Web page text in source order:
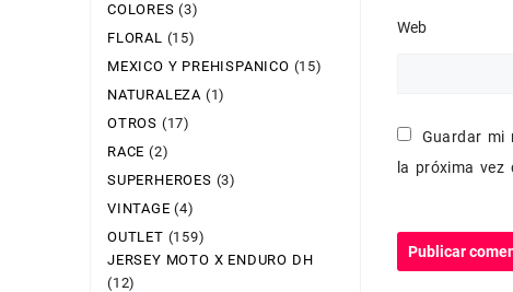
Web
Guardar mi
la próxima vez
COLORES (3)
FLORAL (15)
MEXICO Y PREHISPANICO (15)
NATURALEZA (1)
OTROS (17)
RACE (2)
SUPERHEROES (3)
VINTAGE (4)
OUTLET (159)
JERSEY MOTO X ENDURO DH
(12)